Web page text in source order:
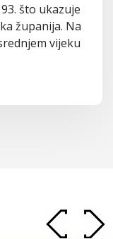
što ukazuje
županija. Na
vijeku